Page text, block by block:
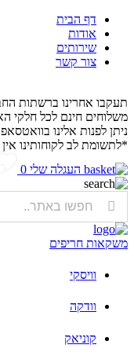
דף הבית
אודות
שירותים
צור קשר
תעקבו אחרינו ברשתות
משלוחים חינם לכל חלקי הארץ
ניתן לפנות אלינו בוואטסאפ בטלפון
*לתשומת לב לקוחותינו
העגלה שלי 0
משקאות חריפים
וויסקי
וודקה
קוניאק